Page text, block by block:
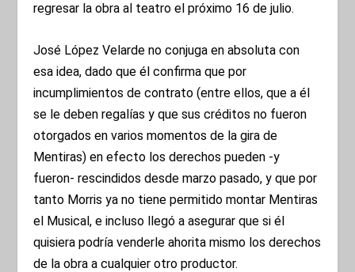
regresar la obra al teatro el próximo 16 de julio.
José López Velarde no conjuga en absoluta con
esa idea, dado que él confirma que por
incumplimientos de contrato (entre ellos, que a él
se le deben regalías y que sus créditos no fueron
otorgados en varios momentos de la gira de
Mentiras) en efecto los derechos pueden -y
fueron- rescindidos desde marzo pasado, y que por
tanto Morris ya no tiene permitido montar Mentiras
el Musical, e incluso llegó a asegurar que si él
quisiera podría venderle ahorita mismo los derechos
de la obra a cualquier otro productor.